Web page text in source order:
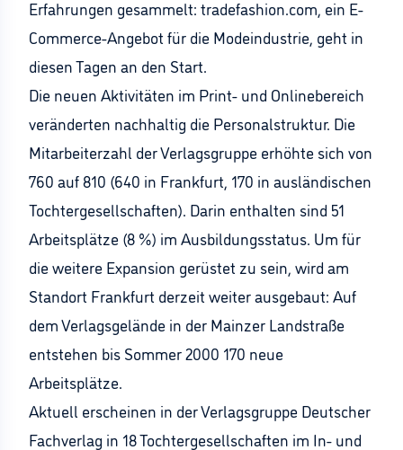
Erfahrungen gesammelt: tradefashion.com, ein E-
Commerce-Angebot für die Modeindustrie, geht in
diesen Tagen an den Start.
Die neuen Aktivitäten im Print- und Onlinebereich
veränderten nachhaltig die Personalstruktur. Die
Mitarbeiterzahl der Verlagsgruppe erhöhte sich von
760 auf 810 (640 in Frankfurt, 170 in ausländischen
Tochtergesellschaften). Darin enthalten sind 51
Arbeitsplätze (8 %) im Ausbildungsstatus. Um für
die weitere Expansion gerüstet zu sein, wird am
Standort Frankfurt derzeit weiter ausgebaut: Auf
dem Verlagsgelände in der Mainzer Landstraße
entstehen bis Sommer 2000 170 neue
Arbeitsplätze.
Aktuell erscheinen in der Verlagsgruppe Deutscher
Fachverlag in 18 Tochtergesellschaften im In- und